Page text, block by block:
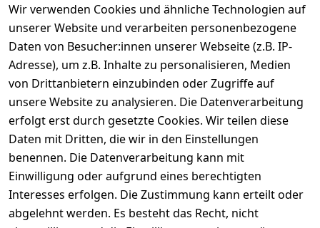
Wir verwenden Cookies und ähnliche Technologien auf
unserer Website und verarbeiten personenbezogene
Daten von Besucher:innen unserer Webseite (z.B. IP-
Adresse), um z.B. Inhalte zu personalisieren, Medien
von Drittanbietern einzubinden oder Zugriffe auf
unsere Website zu analysieren. Die Datenverarbeitung
erfolgt erst durch gesetzte Cookies. Wir teilen diese
Daten mit Dritten, die wir in den Einstellungen
benennen. Die Datenverarbeitung kann mit
Einwilligung oder aufgrund eines berechtigten
Interesses erfolgen. Die Zustimmung kann erteilt oder
abgelehnt werden. Es besteht das Recht, nicht
Registrieren
Zahlung und Versand